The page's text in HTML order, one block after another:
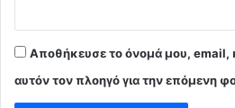
Αποθήκευσε το όνομά μου, email,
αυτόν τον πλοηγό για την επόμενη